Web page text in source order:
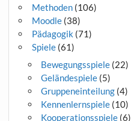
Methoden(106)
Moodle(38)
Pädagogik (71)
Spiele(61)
Bewegungsspiele(22)
Geländespiele(5)
Gruppeneinteilung(4)
Kennenlernspiele(10)
Kooperationsspiele(6)